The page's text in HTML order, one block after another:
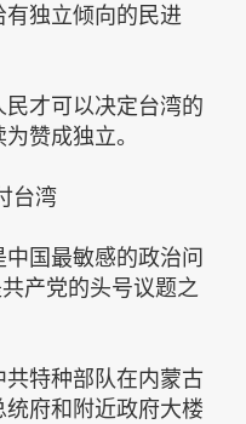
独立倾向的民进
才可以决定台湾的
赞成独立。
台湾
国最敏感的政治问
产党的头号议题之
特种部队在内蒙古
府和附近政府大楼